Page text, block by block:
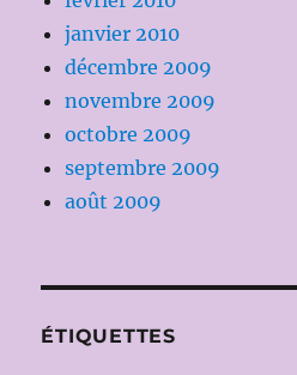
janvier 2010
décembre 2009
novembre 2009
octobre 2009
septembre 2009
août 2009
ÉTIQUETTES